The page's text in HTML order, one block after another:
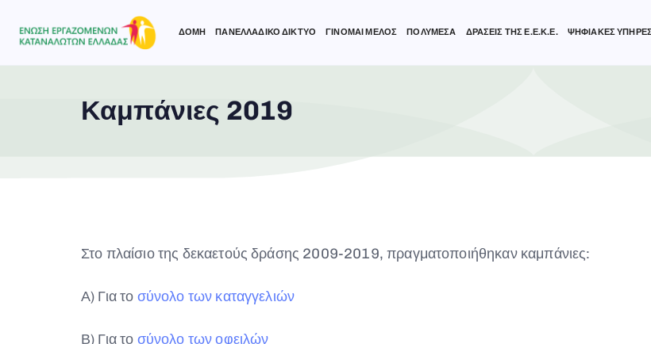
ΔΟΜΗ ΠΑΝΕΛΛΑΔΙΚΟ ΔΙΚΤΥΟ ΓΙΝΟΜΑΙ ΜΕΛΟΣ ΠΟΛΥΜΕΣΑ ΔΡΑΣΕΙΣ ΤΗΣ Ε.Ε.Κ.Ε. ΨΗΦΙΑΚΕΣ
Καμπάνιες 2019
Στο πλαίσιο της δεκαετούς δράσης 2009-2019, πραγματοποιήθηκαν καμπάνιες:
Α) Για το σύνολο των καταγγελιών
Β) Για το σύνολο των οφειλών
Type and hit enter